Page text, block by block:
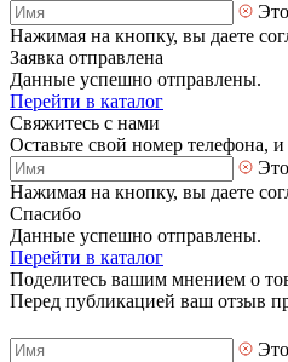
Нажимая на кнопку, вы даете
Заявка отправлена
Данные успешно отправлены.
Перейти в каталог
Свяжитесь с нами
Оставьте свой номер телефона,
Нажимая на кнопку, вы даете
Спасибо
Данные успешно отправлены.
Перейти в каталог
Поделитесь вашим мнением о
Перед публикацией ваш отзыв